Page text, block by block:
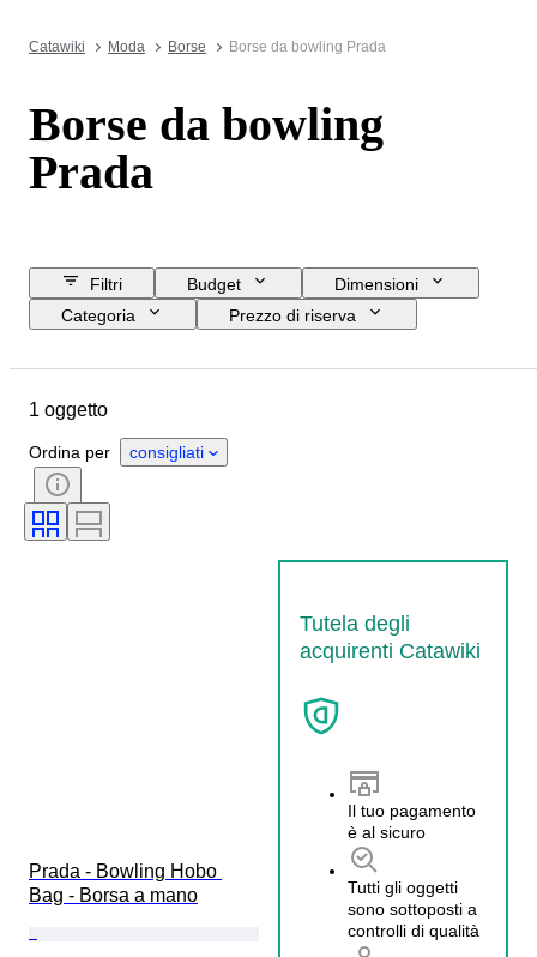
Catawiki Moda Borse Borse da bowling Prada
Borse da bowling
Prada
Filtri Budget
Dimensioni
Categoria
Prezzo di riserva
Condizioni
1 oggetto
Ordina per consigliati
Prada - Bowling Hobo
Bag - Borsa a mano
Tutela degli
acquirenti Catawiki
Il tuo pagamento
è al sicuro
Tutti gli oggetti
sono sottoposti a
controlli di qualità